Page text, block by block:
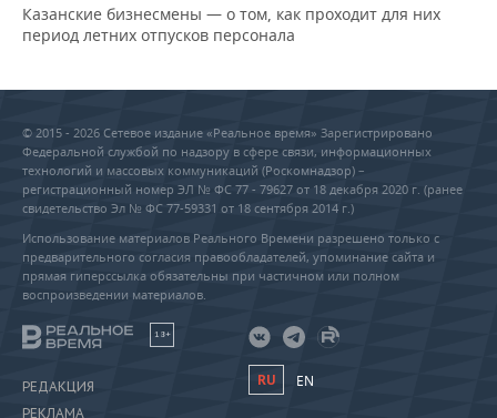
Казанские бизнесмены — о том, как проходит для них
период летних отпусков персонала
© 2015 - 2026 Сетевое издание «Реальное время» Зарегистрировано
Федеральной службой по надзору в сфере связи, информационных
технологий и массовых коммуникаций (Роскомнадзор) –
регистрационный номер ЭЛ № ФС 77 - 79627 от 18 декабря 2020 г. (ранее
свидетельство Эл № ФС 77-59331 от 18 сентября 2014 г.)
Использование материалов Реального Времени разрешено только с
предварительного согласия правообладателей, упоминание сайта и
прямая гиперссылка обязательны при частичном или полном
воспроизведении материалов.
18+
РЕДАКЦИЯ
РЕКЛАМА
RU EN